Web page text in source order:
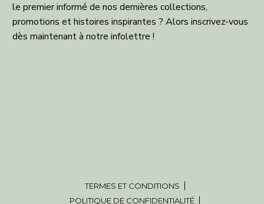
le premier informé de nos dernières collections,
promotions et histoires inspirantes ? Alors inscrivez-vous
dès maintenant à notre infolettre !
TERMES ET CONDITIONS
POLITIQUE DE CONFIDENTIALITÉ